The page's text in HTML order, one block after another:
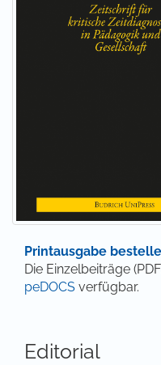
Printausgabe
Die Einzelbeiträge
peDOCS verfügbar.
Editorial